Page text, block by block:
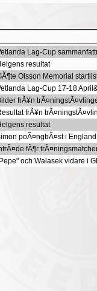
Lag-Cup
resultat
Olsson Memorial
Lag-Cup 17-18
frÃ¥n
frÃ¥n
resultat
poÃ¤ngbÃ¤st i England
fÃ¶r
och Walasek vidare i